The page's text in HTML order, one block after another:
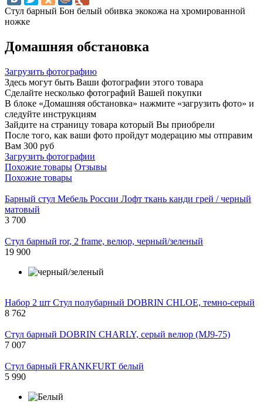
Стул барный Бон белый обивка экокожа на хромированной
ножке
Домашняя обстановка
Загрузить фотографию
Здесь могут быть Ваши фотографии этого товара
Сделайте несколько фотографий Вашей покупки
В блоке «Домашняя обстановка» нажмите «загрузить фото» и
следуйте инструкциям
Зайдите на страницу товара который Вы приобрели
После того, как ваши фото пройдут модерацию мы отправим
Вам 300 руб
Загрузить фотографии
Похожие товары Отзывы
Похожие товары
Барный стул Мебель России Лофт ткань канди грей / черный
матовый
3 700
Стул барный ror, 2 frame, велюр, черный/зеленый
19 900
Набор 2 шт Стул полубарный DOBRIN CHLOE, темно-серый
8 762
Стул барный DOBRIN CHARLY, серый велюр (MJ9-75)
7 007
Стул барный FRANKFURT белый
5 990